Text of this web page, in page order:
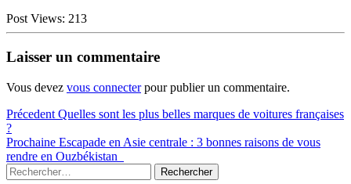
Post Views: 213
Laisser un commentaire
Vous devez vous connecterpour publier un commentaire.
Navigation
de
l’article
Précedent Article
Quelles sont les plus belles marques de voitures françaises
?
Prochaine Article
suivant :
Escapade en Asie centrale : 3 bonnes raisons de vous
rendre en Ouzbékistan
Sidebar
Rechercher :